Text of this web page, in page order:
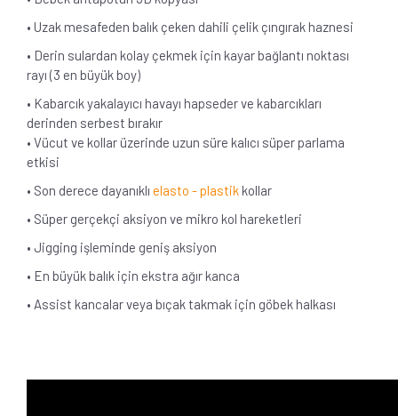
• Uzak mesafeden balık çeken dahili çelik çıngırak haznesi
• Derin sulardan kolay çekmek için kayar bağlantı noktası
rayı (3 en büyük boy)
• Kabarcık yakalayıcı havayı hapseder ve kabarcıkları
derinden serbest bırakır
• Vücut ve kollar üzerinde uzun süre kalıcı süper parlama
etkisi
• Son derece dayanıklı elasto - plastik kollar
• Süper gerçekçi aksiyon ve mikro kol hareketleri
• Jigging işleminde geniş aksiyon
• En büyük balık için ekstra ağır kanca
• Assist kancalar veya bıçak takmak için göbek halkası